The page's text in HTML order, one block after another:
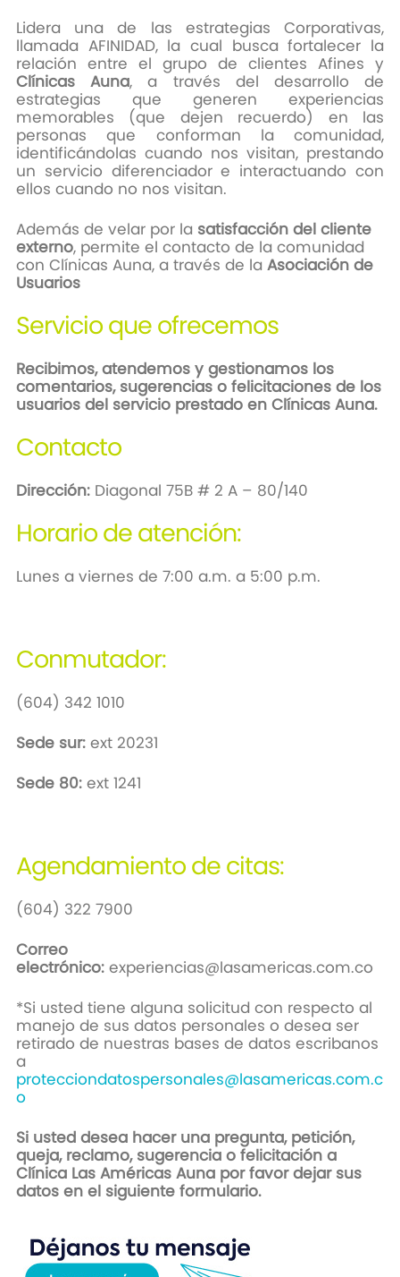
Lidera una de las estrategias Corporativas,
llamada AFINIDAD, la cual busca fortalecer la
relación entre el grupo de clientes Afines y
Clínicas Auna, a través del desarrollo de
estrategias que generen experiencias
memorables (que dejen recuerdo) en las
personas que conforman la comunidad,
identificándolas cuando nos visitan, prestando
un servicio diferenciador e interactuando con
ellos cuando no nos visitan.
Además de velar por la satisfacción del cliente
externo, permite el contacto de la comunidad
con Clínicas Auna, a través de la Asociación de
Usuarios
Servicio que ofrecemos
Recibimos, atendemos y gestionamos los
comentarios, sugerencias o felicitaciones de los
usuarios del servicio prestado en Clínicas Auna.
Contacto
Dirección:Diagonal 75B # 2 A – 80/140
Horario de atención:
Lunes a viernes de 7:00 a.m. a 5:00 p.m.
Conmutador:
(604) 342 1010
Sede sur:ext 20231
Sede 80: ext 1241
Agendamiento de citas:
(604) 322 7900
Correo
electrónico:experiencias@lasamericas.com.co
*Si usted tiene alguna solicitud con respecto al
manejo de sus datos personales o desea ser
retirado de nuestras bases de datos escribanos
a
protecciondatospersonales@lasamericas.com.c
o
Si usted desea hacer una pregunta, petición,
queja, reclamo, sugerencia o felicitación a
Clínica Las Américas Auna por favor dejar sus
datos en el siguiente formulario.